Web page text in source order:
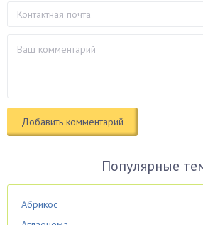
Популярные
Абрикос